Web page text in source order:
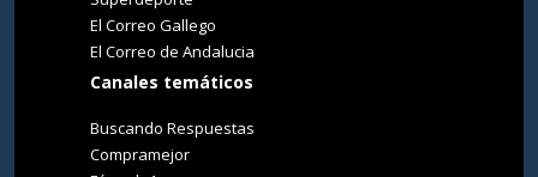
El Correo Gallego
El Correo de Andalucia
Canales temáticos
Buscando Respuestas
Compramejor